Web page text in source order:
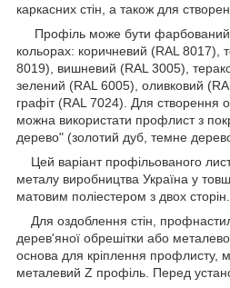
каркасних стін, а також для
Профіль може бути фарбований
кольорах: коричневий (RAL 8017),
8019), вишневий (RAL 3005),
зелений (RAL 6005), оливковий
графіт (RAL 7024). Для створення
можна використати профлист з
дерево" (золотий дуб, темне
Цей варіант профільованого
металу виробництва Україна у
матовим поліестером з двох сторін.
Для оздоблення стін,
дерев'яної обрешітки або
основа для кріплення профлисту,
металевий Z профіль. Перед